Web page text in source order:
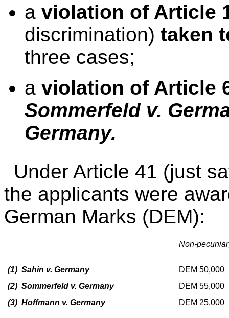
a violation of Article
discrimination) taken
three cases;
a violation of Article
Sommerfeld v.
Germany.
Under Article 41 (just
the applicants were
German Marks (DEM):
Non-
(1) Sahin v. Germany
DEM 50,000
(2) Sommerfeld v. Germany
DEM 55,000
(3) Hoffmann v. Germany
DEM 25,000